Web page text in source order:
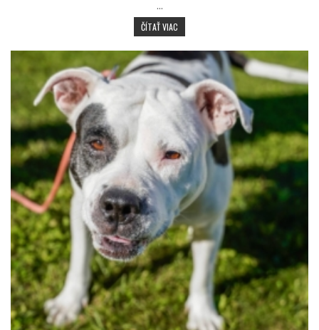
…
ČÍTAŤ VIAC